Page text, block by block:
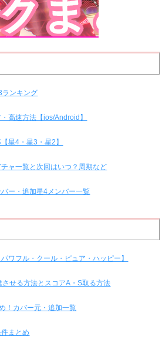
ランキング
高速方法【ios/Android】
星4・星3・星2】
ャ一覧と次回はいつ？周期など
ー・追加星4メンバー一覧
ワフル・クール・ピュア・ハッピー】
せる方法とスコアA・S取る方法
！カバー元・追加一覧
まとめ